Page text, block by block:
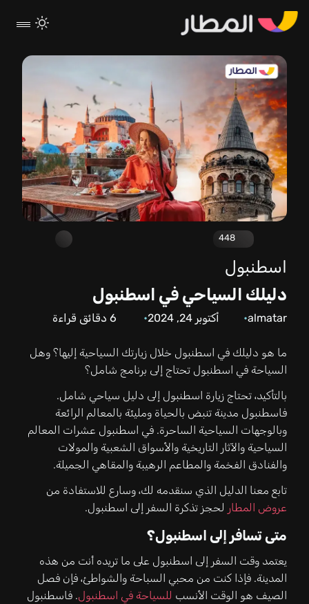
448
اسطنبول
دليلك السياحي في اسطنبول
almatar أكتوبر 24, 2024 6دقائق قراءة
ما هو دليلك في اسطنبول خلال زيارتك السياحية إليها؟ وهل
السياحة في اسطنبول تحتاج إلى برنامج شامل؟
بالتأكيد، تحتاج زيارة اسطنبول إلى دليل سياحي شامل.
فاسطنبول مدينة تنبض بالحياة ومليئة بالمعالم الرائعة
وبالوجهات السياحية الساحرة. في اسطنبول عشرات المعالم
السياحية والآثار التاريخية والأسواق الشعبية والمولات
والفنادق الفخمة والمطاعم الرهيبة والمقاهي الجميلة.
تابع معنا الدليل الذي سنقدمه لك، وسارع للاستفادة من
عروض المطار لحجز تذكرة السفر إلى اسطنبول.
متى تسافر إلى اسطنبول؟
يعتمد وقت السفر إلى اسطنبول على ما تريده أنت من هذه
المدينة. فإذا كنت من محبي السباحة والشواطئ، فإن فصل
الصيف هو الوقت الأنسب للسياحة في اسطنبول. فاسطنبول